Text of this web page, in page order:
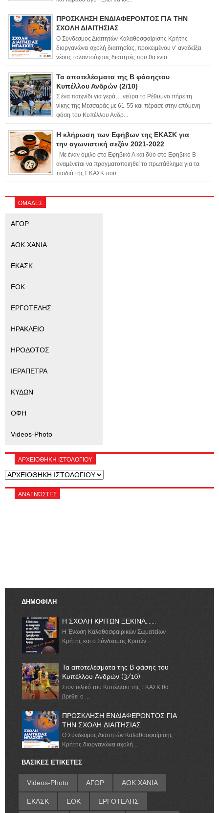
ΠΡΟΣΚΛΗΣΗ ΕΝΔΙΑΦΕΡΟΝΤΟΣ ΓΙΑ ΤΗΝ
ΣΧΟΛΗ ΔΙΑΙΤΗΣΙΑΣ
Ο Σύνδεσμος Διαιτητών Καλαθοσφαίρισης Κρήτης
διοργανώνει σχολή διαιτησίας, προκειμένου ν’ αναδείξει
νέους ταλαντούχους διαιτητές που θα ενισ...
Τα αποτελέσματα της Β φάσηςτου
Κυπέλλου Ανδρών (2/10)
Σ ένα παιχνίδι για γερά… νεύρα το Ρέθυμνο πήρε τη
νίκης της Μεσσαράς με 61-55 και πέρασε στην επόμενη
φάση του Κυπέλλου Ανδρ...
Η κλήρωση των Εφήβων της ΕΚΑΣΚ για
την αγωνιστική σεζόν 2021-2022
Με έναν όμιλο στο Εφηβικό Α και δύο στο Εφηβικό Β
αναμένεται να πραγματοποιηθεί το πρωτάθλημα για τα
παιδιά της ΕΚΑΣΚ που ...
ΟΜΑΔΕΣ
ΑΓΟΡ
ΑΟΚ ΧΑΝΙΑ
ΕΚΑΣΚ
ΕΟΚ
ΕΡΓΟΤΕΛΗΣ
ΗΡΑΚΛΕΙΟ
ΗΡΟΔΟΤΟΣ
ΙΕΡΑΠΕΤΡΑ
ΚΥΔΩΝ
ΟΦΗ
Videos-Photo
ΑΡΧΕΙΟΘΗΚΗ ΙΣΤΟΛΟΓΙΟΥ
ΑΝΑΓΝΏΣΤΕΣ
ΔΗΜΟΦΙΛΗ
Η ΣΧΟΛΗ ΚΡΙΤΩΝ ΞΕΚΙΝΑ.......
Η Ένωση Καλαθοσφαιρικών Σωματείων
Κρήτης και ο Σύνδεσμος Κριτών ...
Τα αποτελέσματα της Β φάσης του
Κυπέλλου Ανδρών (3/10)
Στον τελικό του Κυπέλλου της ΕΚΑΣΚ θα
βρεθεί ο ...
ΠΡΟΣΚΛΗΣΗ ΕΝΔΙΑΦΕΡΟΝΤΟΣ ΓΙΑ
ΤΗΝ ΣΧΟΛΗ ΔΙΑΙΤΗΣΙΑΣ
Ο Σύνδεσμος Διαιτητών Καλαθοσφαίρισης
Κρήτης διοργανώνει σχολή ...
ΒΑΣΙΚΕΣ ΕΤΙΚΕΤΕΣ
Videos-Photo ΑΓΟΡ ΑΟΚ ΧΑΝΙΑ
ΕΚΑΣΚ ΕΟΚ ΕΡΓΟΤΕΛΗΣ